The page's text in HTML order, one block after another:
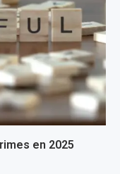
en 2025